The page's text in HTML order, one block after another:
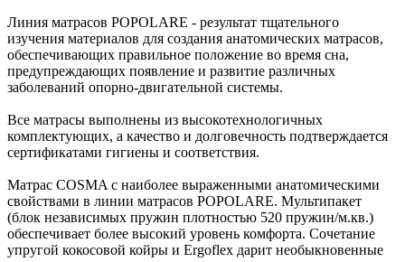
Линия матрасов POPOLARE - результат тщательного
изучения материалов для создания анатомических матрасов,
обеспечивающих правильное положение во время сна,
предупреждающих появление и развитие различных
заболеваний опорно-двигательной системы.
Все матрасы выполнены из высокотехнологичных
комплектующих, а качество и долговечность подтверждается
сертификатами гигиены и соответствия.
Матрас COSMA с наиболее выраженными анатомическими
свойствами в линии матрасов POPOLARE. Мультипакет
(блок независимых пружин плотностью 520 пружин/м.кв.)
обеспечивает более высокий уровень комфорта. Сочетание
упругой кокосовой койры и Ergoflex дарит необыкновенные